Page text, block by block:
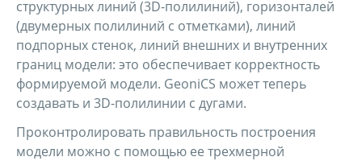
структурных линий (3D-полилиний), горизонталей
(двумерных полилиний с отметками), линий
подпорных стенок, линий внешних и внутренних
границ модели: это обеспечивает корректность
формируемой модели. GeoniCS может теперь
создавать и 3D-полилинии с дугами.
Проконтролировать правильность построения
модели можно с помощью ее трехмерной